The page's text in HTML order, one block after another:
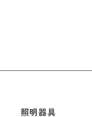
照明器具